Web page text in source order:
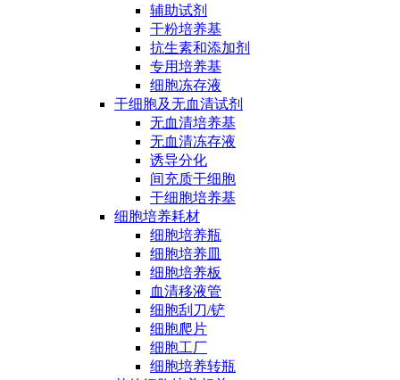
辅助试剂
干粉培养基
抗生素和添加剂
专用培养基
细胞冻存液
干细胞及无血清试剂
无血清培养基
无血清冻存液
诱导分化
间充质干细胞
干细胞培养基
细胞培养耗材
细胞培养瓶
细胞培养皿
细胞培养板
血清移液管
细胞刮刀/铲
细胞爬片
细胞工厂
细胞培养转瓶